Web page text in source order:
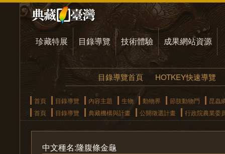
珍藏特展 目錄導覽 技術體驗 成果網站資源
目錄導覽首頁 HOTKEY快速導覽
首頁 目錄導覽 內容主題 生物 動物界 節肢動物門
昆蟲
首頁
目錄導覽 典藏機構與計畫 公開徵選計畫 行政院農業委
中文種名:隆腹條金龜